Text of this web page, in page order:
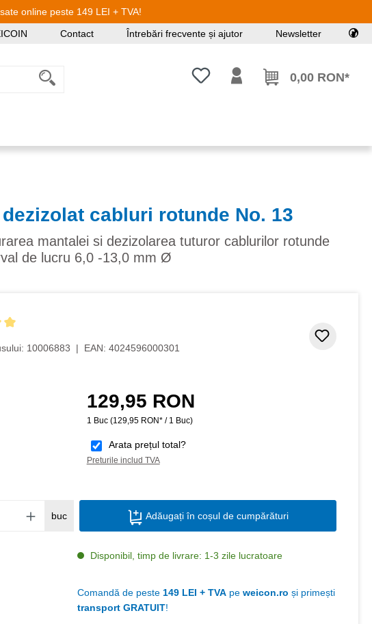
online peste 149 LEI + TVA!
Contact Întrebări frecvente și ajutor Newsletter
Aveți 0 articole din lista de dorințe
0,00 RON*
cabluri rotunde No. 13
mantalei si dezizolarea tuturor cablurilor rotunde
de lucru 6,0 -13,0 mm Ø
10006883 | EAN: 4024596000301
Preț obișnuit:
129,95 RON
1 Buc (129,95 RON* / 1 Buc)
Arata prețul total?
Preturile includ TVA
Cantitate produs: Introduceți cantitatea
buc Adăugați în coșul de cumpărături
Disponibil, timp de livrare: 1-3 zile lucratoare
Comandă de peste149 LEI + TVA peweicon.ro și primești
transport GRATUIT!